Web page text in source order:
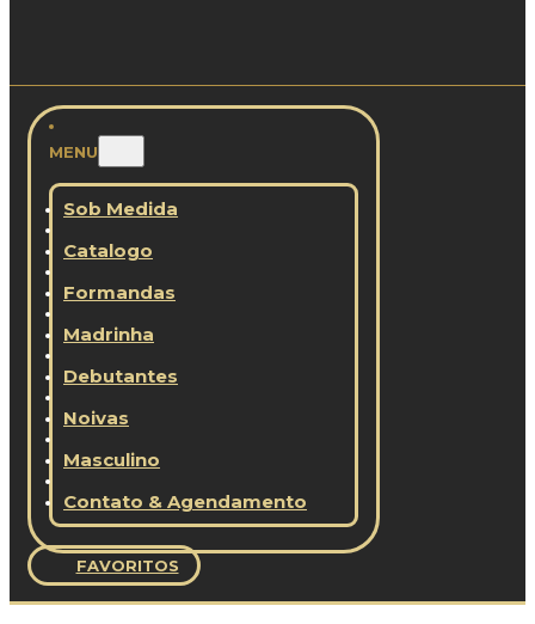
MENU
Sob Medida
Catalogo
Formandas
Madrinha
Debutantes
Noivas
Masculino
Contato & Agendamento
FAVORITOS